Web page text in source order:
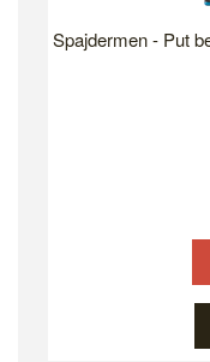
Spajdermen - Put